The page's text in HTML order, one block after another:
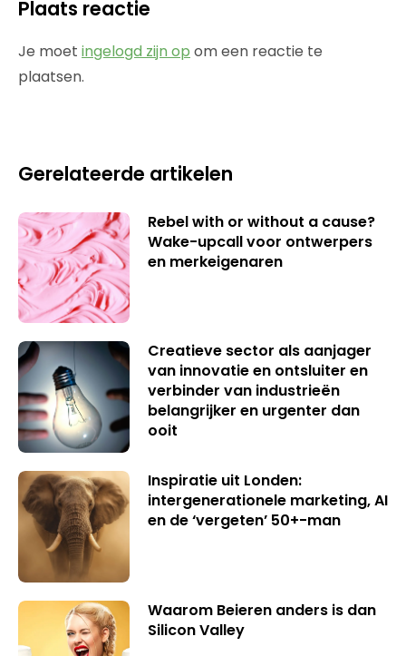
Plaats reactie
Je moet ingelogd zijn op om een reactie te
plaatsen.
Gerelateerde artikelen
Rebel with or without a cause?
Wake-upcall voor ontwerpers
en merkeigenaren
Creatieve sector als aanjager
van innovatie en ontsluiter en
verbinder van industrieën
belangrijker en urgenter dan
ooit
Inspiratie uit Londen:
intergenerationele marketing, AI
en de ‘vergeten’ 50+-man
Waarom Beieren anders is dan
Silicon Valley